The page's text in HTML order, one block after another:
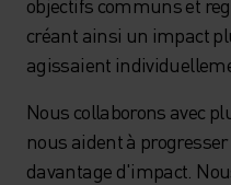
créant ainsi un impact
agissaient
Nous collaborons avec
nous aident à
davantage d'impact.